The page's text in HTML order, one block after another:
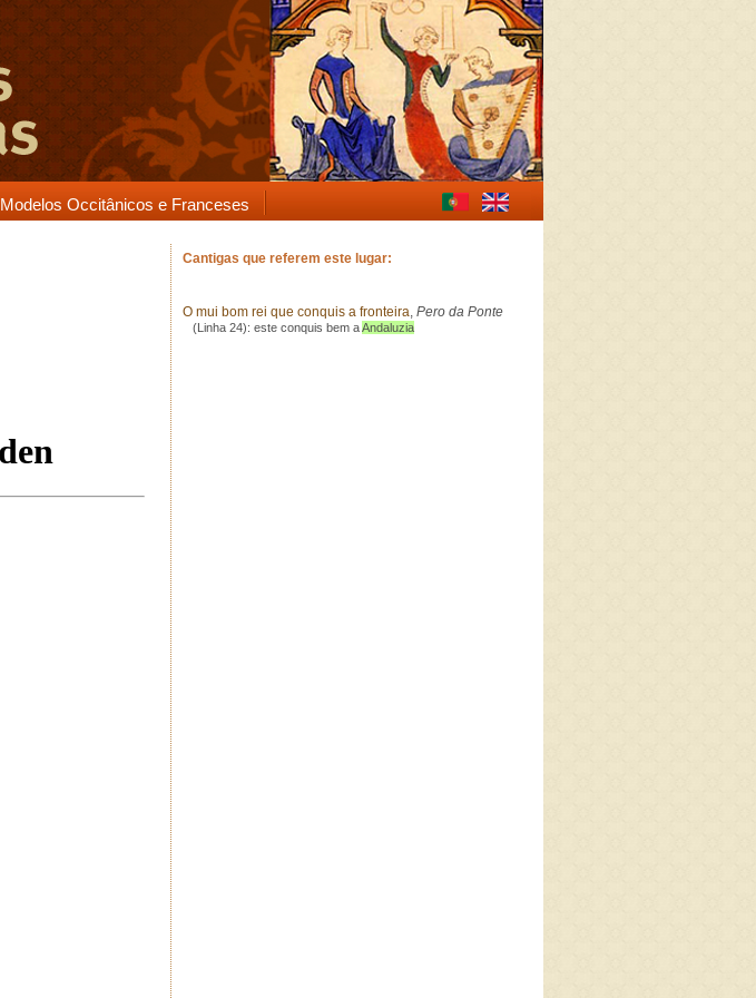
Modelos Occitânicos e Franceses
Cantigas que referem este lugar:
O mui bom rei que conquis a fronteira, Pero da Ponte
(Linha 24): este conquis bem aAndaluzia